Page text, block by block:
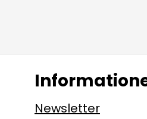
Newsletter